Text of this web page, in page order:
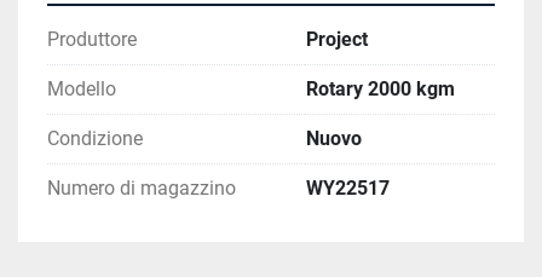
Produttore Project
Modello Rotary 2000 kgm
Condizione Nuovo
Numero di magazzino WY22517